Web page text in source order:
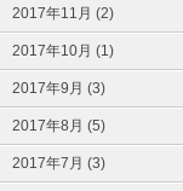
2017年11月 (2)
2017年10月 (1)
2017年9月 (3)
2017年8月 (5)
2017年7月 (3)